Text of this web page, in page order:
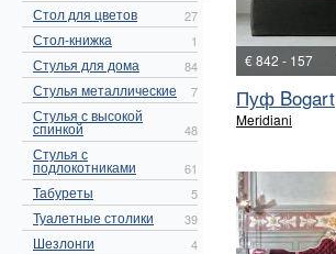
Стол для цветов 27
Стол-книжка 1
Стулья для дома 84
Стулья металлические 7
Стулья с высокой
спинкой 48
Стулья с
подлокотниками 61
Табуреты 5
Туалетные столики 39
Шезлонги 4
€ 842 - 157
Пуф Bogart
Meridiani